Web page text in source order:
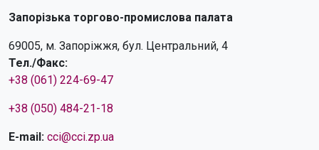
Запорізька торгово-промислова палата
69005, м. Запоріжжя, бул. Центральний, 4
Тел./Факс:
+38 (061) 224-69-47
+38 (050) 484-21-18
E-mail: cci@cci.zp.ua